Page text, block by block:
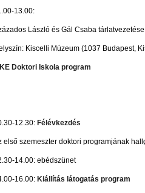
13.00:
László és Gál Csaba
Kiscelli Múzeum (1037 Budapest,
Doktori Iskola program
12.30: Félévkezdés
első szemeszter doktori programjának
14.00: ebédszünet
16.00: Kiállítás